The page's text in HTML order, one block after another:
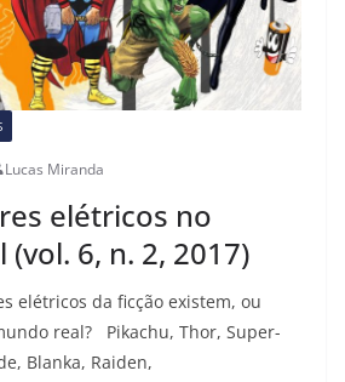
Lucas Miranda
elétricos no
6, n. 2, 2017)
elétricos da ficção existem, ou
real? Pikachu, Thor, Super-
Blanka, Raiden,